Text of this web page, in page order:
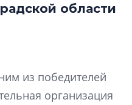
области
из победителей
организация